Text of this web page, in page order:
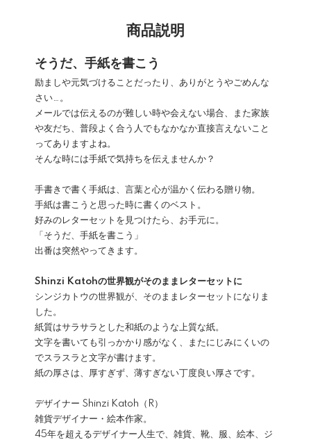
商品説明
そうだ、手紙を書こう
励ましや元気づけることだったり、ありがとうやごめんな
さい…。
メールでは伝えるのが難しい時や会えない場合、また家族
や友だち、普段よく合う人でもなかなか直接言えないこと
ってありますよね。
そんな時には手紙で気持ちを伝えませんか？
手書きで書く手紙は、言葉と心が温かく伝わる贈り物。
手紙は書こうと思った時に書くのベスト。
好みのレターセットを見つけたら、お手元に。
「そうだ、手紙を書こう」
出番は突然やってきます。
Shinzi Katohの世界観がそのままレターセットに
シンジカトウの世界観が、そのままレターセットになりま
した。
紙質はサラサラとした和紙のような上質な紙。
文字を書いても引っかかり感がなく、またにじみにくいの
でスラスラと文字が書けます。
紙の厚さは、厚すぎず、薄すぎない丁度良い厚さです。
デザイナー Shinzi Katoh（R）
雑貨デザイナー・絵本作家。
45年を超えるデザイナー人生で、雑貨、靴、服、絵本、ジ